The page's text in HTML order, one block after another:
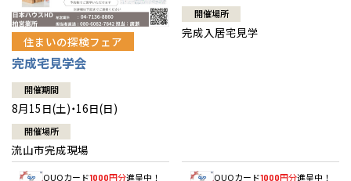
住まいの探検フェア
完成宅見学会
開催期間
8月15日(土)・16日(日)
開催場所
流山市完成現場
QUOカード1000円分進呈中！
開催場所
完成入居宅見学
QUOカード1000円分進呈中！